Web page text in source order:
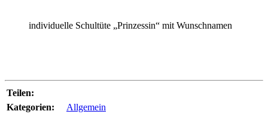
individuelle Schultüte „Prinzessin“ mit Wunschnamen
Teilen:
Kategorien:
Allgemein